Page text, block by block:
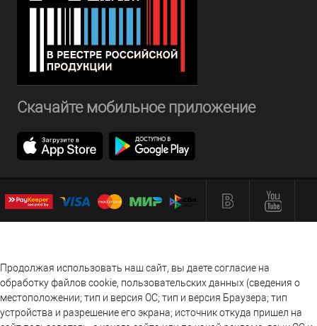
Скачайте мобильное приложение
Продолжая использовать наш сайт, вы даете согласие на
обработку файлов cookie, пользовательских данных (сведения о
местоположении; тип и версия ОС; тип и версия Браузера; тип
устройства и разрешение его экрана; источник откуда пришел на